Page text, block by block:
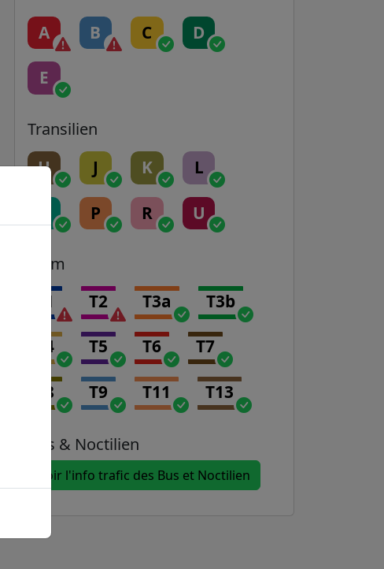
A B C D
E
Transilien
H J K L
P R U
Tram
T1 T2 T3a T3b
T4 T5 T6 T7
T8 T9 T11 T13
Bus & Noctilien
Voir l'info trafic des Bus et Noctilien